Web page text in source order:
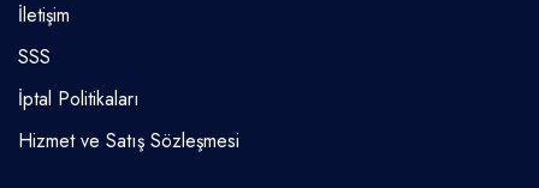
İletişim
SSS
İptal Politikaları
Hizmet ve Satış Sözleşmesi